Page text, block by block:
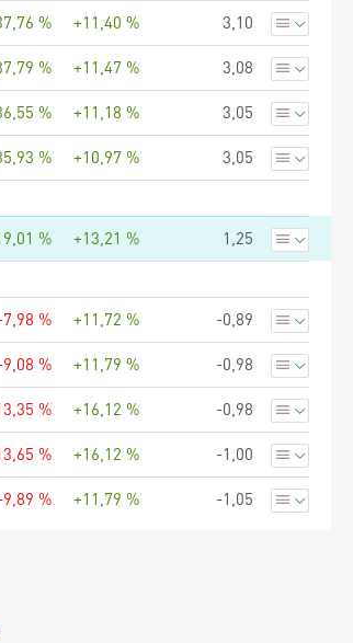
% +11,40 % 3,10
% +11,47 % 3,08
% +11,18 % 3,05
% +10,97 % 3,05
% +13,21 % 1,25
% +11,72 % -0,89
% +11,79 % -0,98
% +16,12 % -0,98
% +16,12 % -1,00
% +11,79 % -1,05